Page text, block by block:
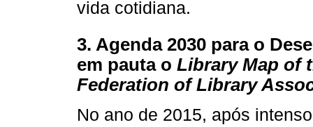
vida cotidiana.
3. Agenda 2030 para o
em pauta o Library Map of
Federation of Library
No ano de 2015, após